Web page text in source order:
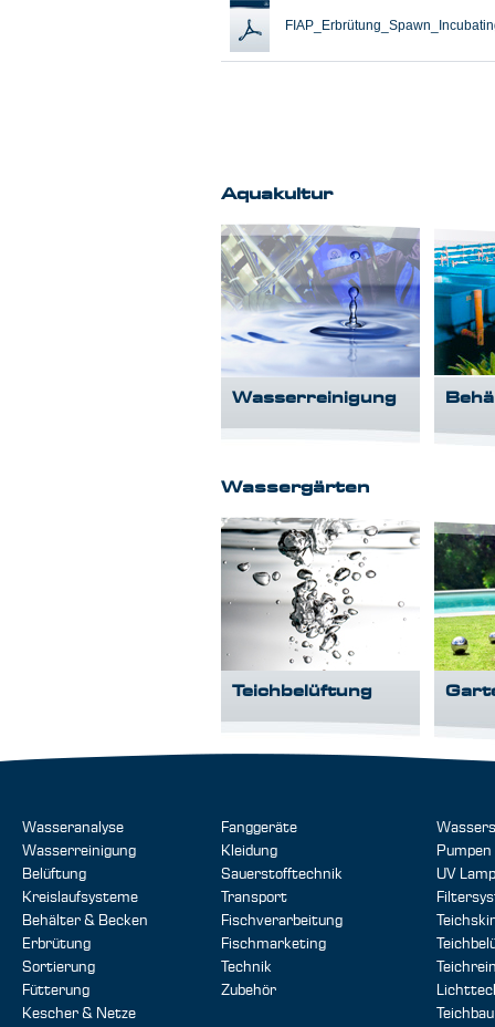
Aquakultur
Wasserreinigung
Wassergärten
Teichbelüftung
Wasseranalyse
Wasserreinigung
Belüftung
Kreislaufsysteme
Behälter & Becken
Erbrütung
Sortierung
Fütterung
Kescher & Netze
Fanggeräte
Kleidung
Sauerstofftechnik
Transport
Fischverarbeitung
Fischmarketing
Technik
Zubehör
Pumpen
UV
Teichbau